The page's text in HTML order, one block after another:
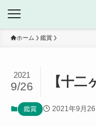
ホーム 鑑賞
【十二
2021
9/26
鑑賞 2021年9月26